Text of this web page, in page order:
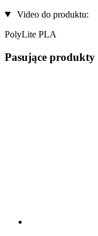
Video do produktu:
PolyLite PLA
Pasujące produkty